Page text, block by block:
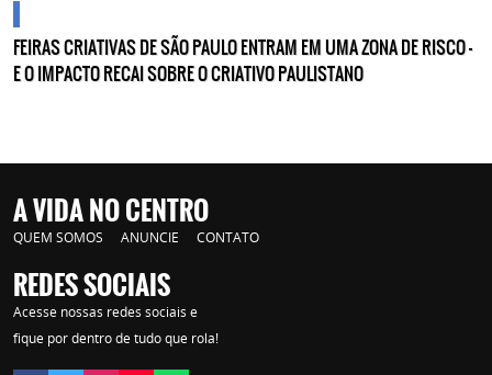
FEIRAS CRIATIVAS DE SÃO PAULO ENTRAM EM UMA ZONA DE RISCO —
E O IMPACTO RECAI SOBRE O CRIATIVO PAULISTANO
A VIDA NO CENTRO
QUEM SOMOS ANUNCIE CONTATO
REDES SOCIAIS
Acesse nossas redes sociais e
fique por dentro de tudo que rola!